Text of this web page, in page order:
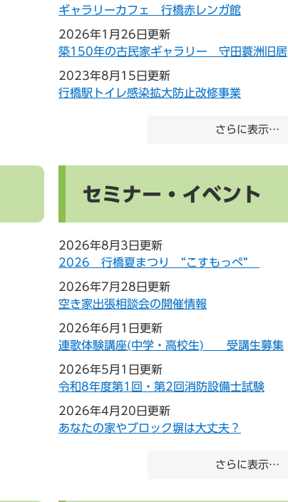
ギャラリーカフェ 行橋赤レンガ館
2026年1月26日更新
築150年の古民家ギャラリー 守田蓑洲旧居
2023年8月15日更新
行橋駅トイレ感染拡大防止改修事業
さらに表示…
セミナー・イベント
2026年8月3日更新
2026 行橋夏まつり “こすもっぺ”
2026年7月28日更新
空き家出張相談会の開催情報
2026年6月1日更新
連歌体験講座(中学・高校生) 受講生募集
2026年5月1日更新
令和8年度第1回・第2回消防設備士試験
2026年4月20日更新
あなたの家やブロック塀は大丈夫？
さらに表示…